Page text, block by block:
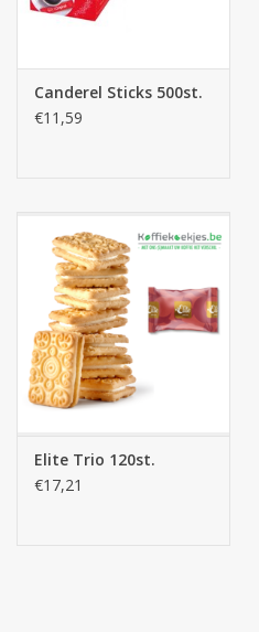
Canderel Sticks 500st.
€11,59
Elite Trio 120st.
€17,21